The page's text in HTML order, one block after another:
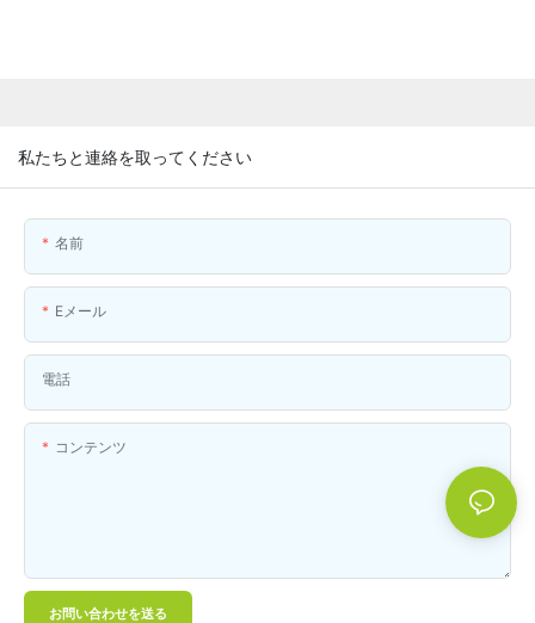
私たちと連絡を取ってください
名前
Eメール
電話
コンテンツ
お問い合わせを送る